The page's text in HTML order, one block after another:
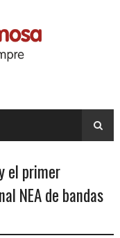
el primer
NEA de bandas